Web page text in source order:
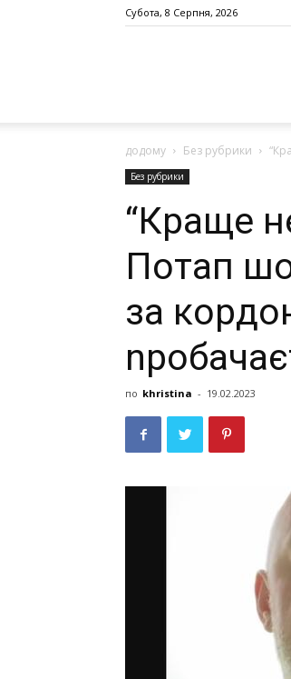
Субота, 8 Серпня, 2026
додому Без рубрики
Без рубрики
“Краще
Потап
за
по khristina - 19.02.2023